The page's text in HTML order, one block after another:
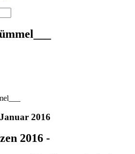
2016
2016 -